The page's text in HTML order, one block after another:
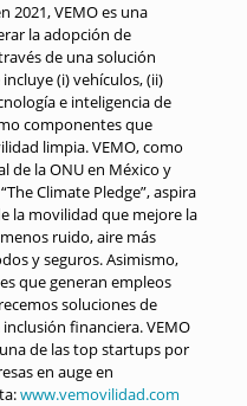
2021, VEMO es una
la adopción de
de una solución
(i) vehículos, (ii)
e inteligencia de
componentes que
limpia. VEMO, como
de la ONU en México y
Climate Pledge”, aspira
la movilidad que mejore la
ruido, aire más
y seguros. Asimismo,
que generan empleos
soluciones de
financiera. VEMO
de las top startups por
en auge en
www.vemovilidad.com